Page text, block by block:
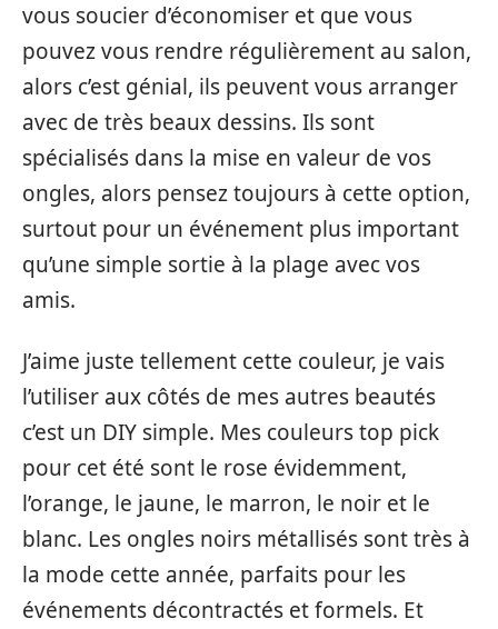
vous soucier d’économiser et que vous
pouvez vous rendre régulièrement au salon,
alors c’est génial, ils peuvent vous arranger
avec de très beaux dessins. Ils sont
spécialisés dans la mise en valeur de vos
ongles, alors pensez toujours à cette option,
surtout pour un événement plus important
qu’une simple sortie à la plage avec vos
amis.
J’aime juste tellement cette couleur, je vais
l’utiliser aux côtés de mes autres beautés
c’est un DIY simple. Mes couleurs top pick
pour cet été sont le rose évidemment,
l’orange, le jaune, le marron, le noir et le
blanc. Les ongles noirs métallisés sont très à
la mode cette année, parfaits pour les
événements décontractés et formels. Et